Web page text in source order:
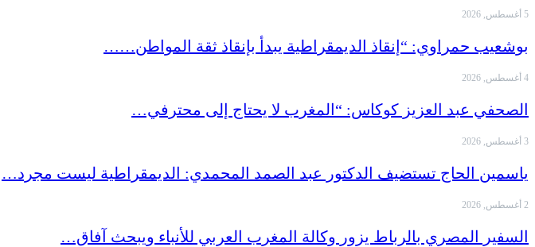
5 أغسطس, 2026
بوشعيب حمراوي: “إنقاذ الديمقراطية يبدأ بإنقاذ ثقة المواطن……
4 أغسطس, 2026
الصحفي عبد العزيز كوكاس: “المغرب لا يحتاج إلى محترفي…
3 أغسطس, 2026
ياسمين الحاج تستضيف الدكتور عبد الصمد المحمدي: الديمقراطية ليست مجرد…
2 أغسطس, 2026
السفير المصري بالرباط يزور وكالة المغرب العربي للأنباء ويبحث آفاق…